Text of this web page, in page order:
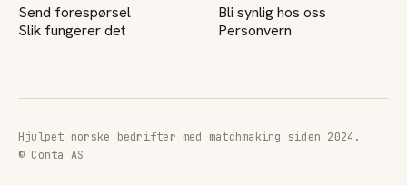
Send forespørsel
Slik fungerer det
Bli synlig hos oss
Personvern
Hjulpet norske bedrifter med matchmaking siden 2024.
© Conta AS